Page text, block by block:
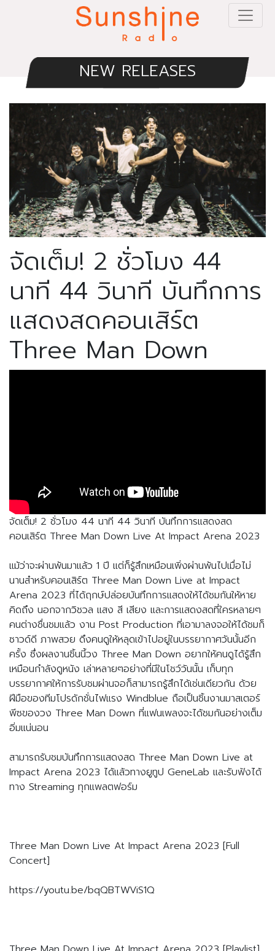
NEW RELEASES
จัดเต็ม! 2 ชั่วโมง 44
นาที 44 วินาที บันทึกการ
แสดงสดคอนเสิร์ต
Three Man Down
จัดเต็ม! 2 ชั่วโมง 44 นาที 44 วินาที บันทึกการแสดงสด
คอนเสิร์ต Three Man Down Live At Impact Arena 2023
แม้ว่าจะผ่านพ้นมาแล้ว 1 ปี แต่ก็รู้สึกเหมือนเพิ่งผ่านพ้นไปเมื่อไม่
นานสำหรับคอนเสิร์ต Three Man Down Live at Impact
Arena 2023 ที่ได้ฤกษ์ปล่อยบันทึกการแสดงให้ได้ชมกันให้หาย
คิดถึง นอกจากวิชวล แสง สี เสียง และการแสดงสดที่ใครหลายๆ
คนต่างชื่นชมแล้ว งาน Post Production ที่เอามาลงจอให้ได้ชมก็
ซาวด์ดี ภาพสวย ดึงคนดูให้หลุดเข้าไปอยู่ในบรรยากาศวันนั้นอีก
ครั้ง ซึ่งผลงานชิ้นนี้วง Three Man Down อยากให้คนดูได้รู้สึก
เหมือนกำลังดูหนัง เล่าหลายๆอย่างที่มีในโชว์วันนั้น เก็บทุก
บรรยากาศให้การรับชมผ่านจอก็สามารถรู้สึกได้เช่นเดียวกัน ด้วย
ฝีมือของทีมโปรดักชั่นไฟแรง Windblue ถือเป็นชิ้นงานมาสเตอร์
พีซของวง Three Man Down ที่แฟนเพลงจะได้ชมกันอย่างเต็ม
อิ่มแน่นอน
สามารถรับชมบันทึกการแสดงสด Three Man Down Live at
Impact Arena 2023 ได้แล้วทางยูทูป GeneLab และรับฟังได้
ทาง Streaming ทุกแพลตฟอร์ม
Three Man Down Live At Impact Arena 2023 [Full
Concert]
https://youtu.be/bqQBTWViS1Q